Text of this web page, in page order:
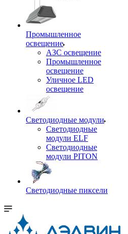
Промышленное
освещение
АЗС освещение
Промышленное
освещение
Уличное LED
освещение
Светодиодные модули
Светодиодные
модули ELF
Светодиодные
модули PITON
Светодиодные пиксели